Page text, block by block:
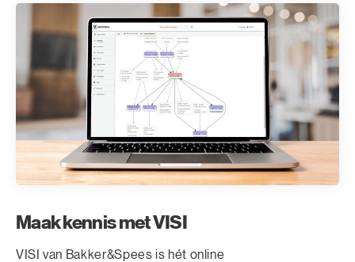
Maak kennis met VISI
VISI van Bakker&Spees is hét online